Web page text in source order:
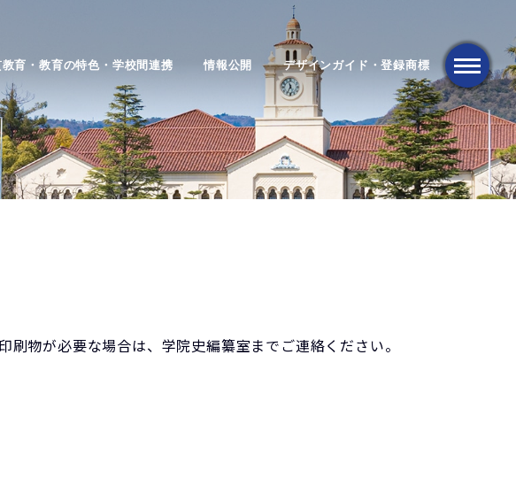
育・教育の特色・学校間連携 情報公開 デザインガイド・登録商標
メニュー
物が必要な場合は、学院史編纂室までご連絡ください。